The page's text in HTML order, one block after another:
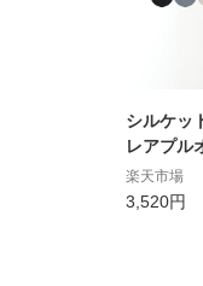
シルケッ
レアプル
5】 カッ
ネック レ
楽天市場
3,520円